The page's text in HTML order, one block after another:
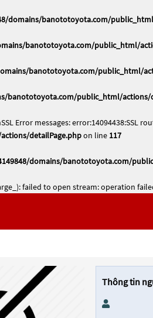
domains/banototoyota.com/
banototoyota.com/public_html/
banototoyota.com/public_html/
banototoyota.com/public_html/actions/
Error messages: error:14094438:SSL
detailPage.phpon line 117
domains/banototoyota.com/
failed to open stream: operation
Thông tin